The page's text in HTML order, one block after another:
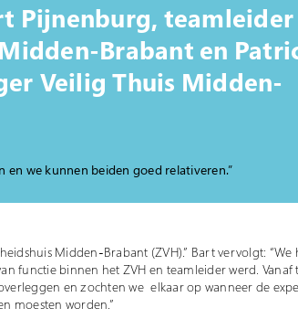
Pijnenburg, teamleider
Brabant en
Veilig Thuis Midden-
en we kunnen beiden goed relativeren.”
Midden-Brabant (ZVH).” Bart vervolgt: “We
functie binnen het ZVH en teamleider werd. Vanaf
en zochten we elkaar op wanneer de
moesten worden.”